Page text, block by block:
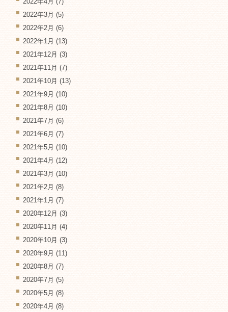
2022年3月 (5)
2022年2月 (6)
2022年1月 (13)
2021年12月 (3)
2021年11月 (7)
2021年10月 (13)
2021年9月 (10)
2021年8月 (10)
2021年7月 (6)
2021年6月 (7)
2021年5月 (10)
2021年4月 (12)
2021年3月 (10)
2021年2月 (8)
2021年1月 (7)
2020年12月 (3)
2020年11月 (4)
2020年10月 (3)
2020年9月 (11)
2020年8月 (7)
2020年7月 (5)
2020年5月 (8)
2020年4月 (8)